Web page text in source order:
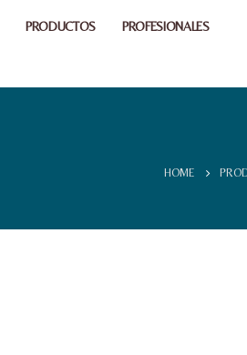
PRODUCTOS PROFESIONALES
HOME